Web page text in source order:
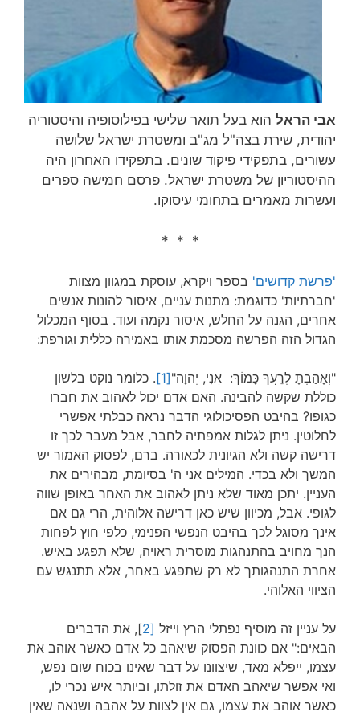
אבי הראל הוא בעל תואר שלישי בפילוסופיה והיסטוריה
יהודית, שירת בצה"ל מג"ב ומשטרת ישראל שלושה
עשורים, בתפקידי פיקוד שונים. בתפקידו האחרון היה
ההיסטוריון של משטרת ישראל. פרסם חמישה ספרים
ועשרות מאמרים בתחומי עיסוקו.
* * *
'פרשת קדושים' בספר ויקרא, עוסקת במגוון מצוות
'חברתיות' כדוגמת: מתנות עניים, איסור להונות אנשים
אחרים, הגנה על החלש, איסור נקמה ועוד. בסוף המכלול
הגדול הזה הפרשה מסכמת אותו באמירה כללית וגורפת:
"וְאָהַבְתָּ לְרֵעֲךָ כָּמוֹךָ: אֲנִי, יְהוָה"[1]
. כלומר נוקט בלשון
כוללת שקשה להבינה. האם אדם יכול לאהוב את חברו
כגופו? בהיבט הפסיכולוגי הדבר נראה כבלתי אפשרי
לחלוטין. ניתן לגלות אמפתיה לחבר, אבל מעבר לכך זו
דרישה קשה ולא הגיונית לכאורה. ברם, לפסוק האמור יש
המשך ולא בכדי. המילים אני ה' בסיומת, מבהירים את
העניין. יתכן מאוד שלא ניתן לאהוב את האחר באופן שווה
לגופי. אבל, מכיוון שיש כאן דרישה אלוהית, הרי גם אם
אינך מסוגל לכך בהיבט הנפשי הפנימי, כלפי חוץ לפחות
הנך מחויב בהתנהגות מוסרית ראויה, שלא תפגע באיש.
אחרת התנהגותך לא רק שתפגע באחר, אלא תתנגש עם
הציווי האלוהי.
על עניין זה מוסיף נפתלי הרץ וייזל [2 ], את הדברים
הבאים:" אם כוונת הפסוק שיאהב כל אדם כאשר אוהב את
עצמו, ייפלא מאד, שיצוונו על דבר שאינו בכוח שום נפש,
ואי אפשר שיאהב האדם את זולתו, וביותר איש נכרי לו,
כאשר אוהב את עצמו, גם אין לצוות על אהבה ושנאה שאין